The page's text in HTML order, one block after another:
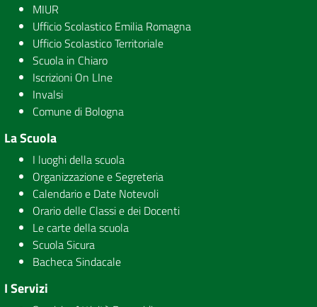
MIUR
Ufficio Scolastico Emilia Romagna
Ufficio Scolastico Territoriale
Scuola in Chiaro
Iscrizioni On LIne
Invalsi
Comune di Bologna
La Scuola
I luoghi della scuola
Organizzazione e Segreteria
Calendario e Date Notevoli
Orario delle Classi e dei Docenti
Le carte della scuola
Scuola Sicura
Bacheca Sindacale
I Servizi